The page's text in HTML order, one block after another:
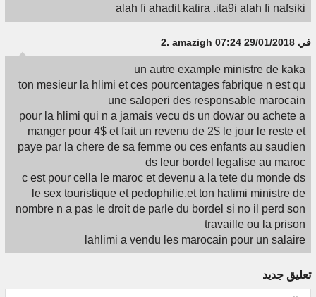
alah fi ahadit katira .ita9i alah fi nafsiki
2. amazigh في 29/01/2018 07:24
un autre example ministre de kaka
ton mesieur la hlimi et ces pourcentages fabrique n est qu
une saloperi des responsable marocain
pour la hlimi qui n a jamais vecu ds un dowar ou achete a
manger pour 4$ et fait un revenu de 2$ le jour le reste et
paye par la chere de sa femme ou ces enfants au saudien
ds leur bordel legalise au maroc
c est pour cella le maroc et devenu a la tete du monde ds
le sex touristique et pedophilie,et ton halimi ministre de
nombre n a pas le droit de parle du bordel si no il perd son
travaille ou la prison
lahlimi a vendu les marocain pour un salaire
تعليق جديد